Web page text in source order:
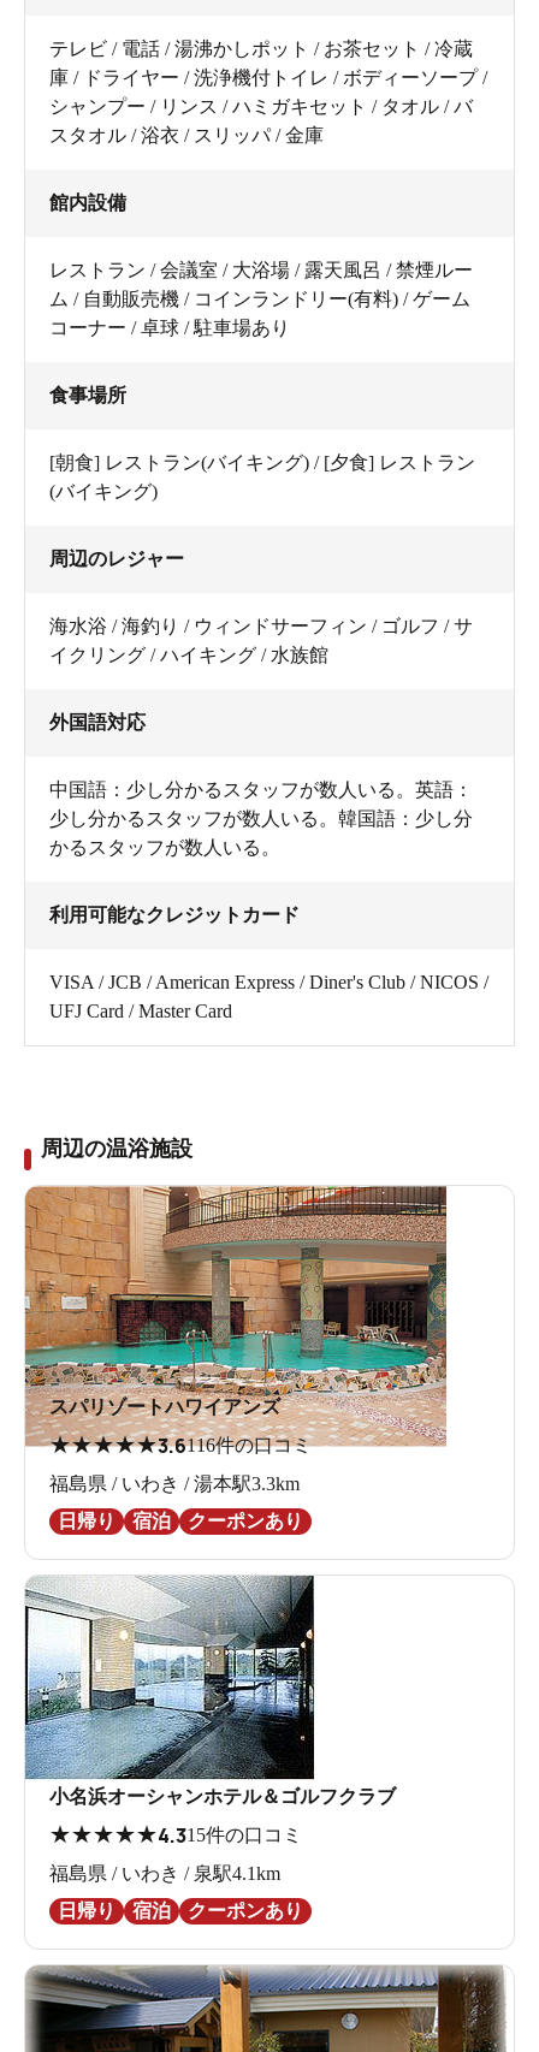
テレビ / 電話 / 湯沸かしポット / お茶セット / 冷蔵
庫 / ドライヤー / 洗浄機付トイレ / ボディーソープ /
シャンプー / リンス / ハミガキセット / タオル / バ
スタオル / 浴衣 / スリッパ / 金庫
館内設備
レストラン / 会議室 / 大浴場 / 露天風呂 / 禁煙ルー
ム / 自動販売機 / コインランドリー(有料) / ゲーム
コーナー / 卓球 / 駐車場あり
食事場所
[朝食] レストラン(バイキング) / [夕食] レストラン
(バイキング)
周辺のレジャー
海水浴 / 海釣り / ウィンドサーフィン / ゴルフ / サ
イクリング / ハイキング / 水族館
外国語対応
中国語：少し分かるスタッフが数人いる。英語：
少し分かるスタッフが数人いる。韓国語：少し分
かるスタッフが数人いる。
利用可能なクレジットカード
VISA / JCB / American Express / Diner's Club / NICOS /
UFJ Card / Master Card
周辺の温浴施設
スパリゾートハワイアンズ
★★★★★3.6116件の口コミ
福島県 / いわき / 湯本駅3.3km
日帰り
宿泊 クーポンあり
小名浜オーシャンホテル＆ゴルフクラブ
★★★★★4.315件の口コミ
福島県 / いわき / 泉駅4.1km
日帰り
宿泊 クーポンあり